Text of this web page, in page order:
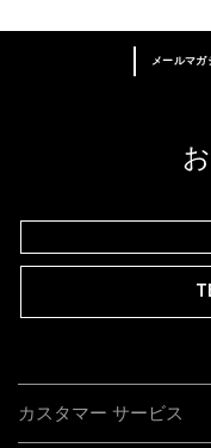
あなたはM･A･
登録後の初回購入時
メールマガ
カスタマー サービス